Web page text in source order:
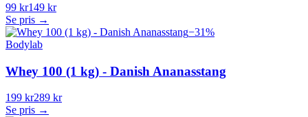
99 kr149 kr
Se pris →
−31%
Bodylab
Whey 100 (1 kg) - Danish Ananasstang
199 kr289 kr
Se pris →